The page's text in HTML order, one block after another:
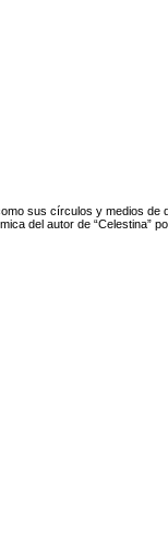
sus círculos y medios
del autor de “Celestina”